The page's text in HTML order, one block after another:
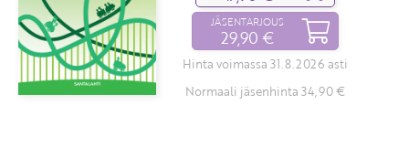
JÄSENTARJOUS
29,90 €
Hinta voimassa 31.8.2026 asti
Normaali jäsenhinta 34,90 €